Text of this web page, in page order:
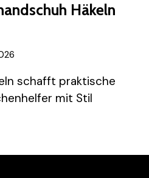
Häkeln
schafft praktische
mit Stil